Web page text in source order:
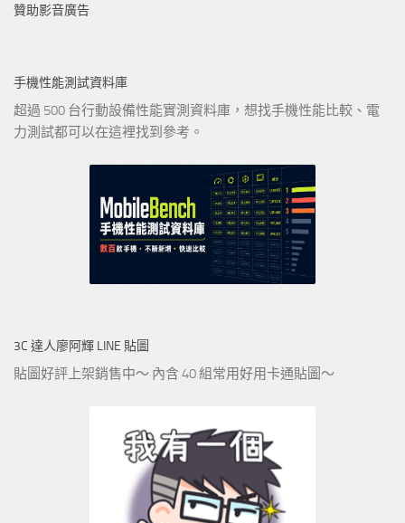
贊助影音廣告
手機性能測試資料庫
超過 500 台行動設備性能實測資料庫，想找手機性能比較、電
力測試都可以在這裡找到參考。
3C 達人廖阿輝 LINE 貼圖
貼圖好評上架銷售中～ 內含 40 組常用好用卡通貼圖～